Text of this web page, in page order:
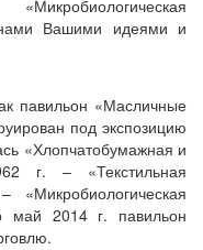
Вашими идеями и
павильон «Масличные
под экспозицию
«Хлопчатобумажная и
г. – «Текстильная
май 2014 г. павильон